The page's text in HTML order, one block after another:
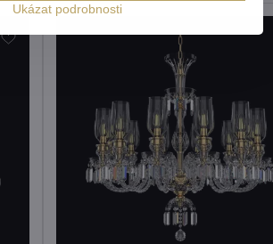
Ukázat podrobnosti